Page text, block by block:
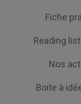
Fiche
Reading list
Nos
Boite à